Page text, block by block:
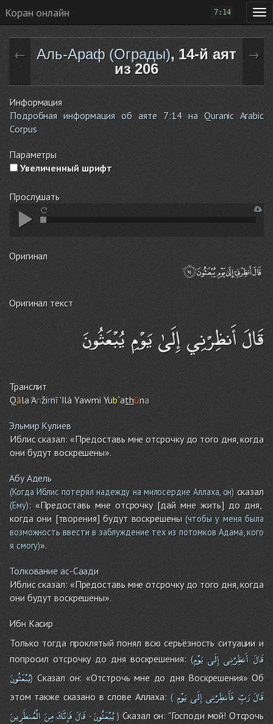
Коран онлайн 7:14
← Аль-Араф (Ограды), 14-й аят
из 206
→
Информация
Подробная информация об аяте 7:14 на Quranic Arabic
Corpus
Параметры
Увеличенный шрифт
Прослушать
Оригинал
Оригинал текст
قَالَ أَنظِرْنِي إِلَىٰ يَوْمِ يُبْعَثُونَ
Транслит
Qāla 'Anžirnī'Ilá Yawmi Yub`athūna
Эльмир Кулиев
Иблис сказал: «Предоставь мне отсрочку до того дня, когда
они будут воскрешены».
Абу Адель
(Когда Иблис потерял надежду на милосердие Аллаха, он) сказал
(Ему): «Предоставь мне отсрочку [дай мне жить] до дня,
когда они [творения] будут воскрешены(чтобы у меня была
возможность ввести в заблуждение тех из потомков Адама, кого
я смогу)».
Толкование ас-Саади
Иблис сказал: «Предоставь мне отсрочку до того дня, когда
они будут воскрешены».
Ибн Касир
Только тогда проклятый понял всю серьёзность ситуации и
попросил отсрочку до дня воскрешения:( قَالَ أَنظِرْنِى إِلَى يَوْمِ
يُبْعَثُونَ) Сказал он: «Отстрочь мне до дня Воскрешения» Об
этом также сказано в слове Аллаха: ( قَالَرَبِّ فَأَنظِرْنِىإِلَىيَوْمِ
يُبْعَثُونَ- قَالَفَإِنَّكَمِنَالْمُنظَرِينَ )Сказал он: "Господи мой! Отсрочь